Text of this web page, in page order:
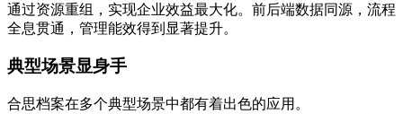
通过资源重组，实现企业效益最大化。前后端数据同源，流程
全息贯通，管理能效得到显著提升。
典型场景显身手
合思档案在多个典型场景中都有着出色的应用。